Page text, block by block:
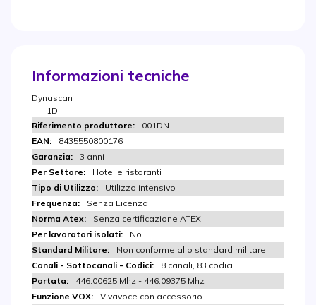
Informazioni tecniche
Dynascan
1D
001DN
8435550800176
3 anni
Hotel e ristoranti
Utilizzo intensivo
Senza Licenza
Senza certificazione ATEX
No
Non conforme allo standard militare
8 canali, 83 codici
446.00625 Mhz - 446.09375 Mhz
Vivavoce con accessorio